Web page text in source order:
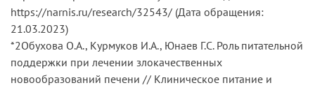
https://narnis.ru/research/32543/ (Дата обращения:
21.03.2023)
*2Обухова О.А., Курмуков И.А., Юнаев Г.С. Роль питательной
поддержки при лечении злокачественных
новообразований печени // Клиническое питание и